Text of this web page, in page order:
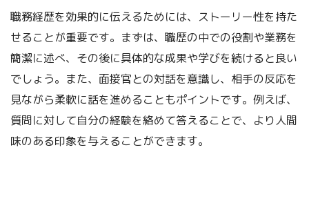
職務経歴を効果的に伝えるためには、ストーリー性を持た
せることが重要です。まずは、職歴の中での役割や業務を
簡潔に述べ、その後に具体的な成果や学びを続けると良い
でしょう。また、面接官との対話を意識し、相手の反応を
見ながら柔軟に話を進めることもポイントです。例えば、
質問に対して自分の経験を絡めて答えることで、より人間
味のある印象を与えることができます。